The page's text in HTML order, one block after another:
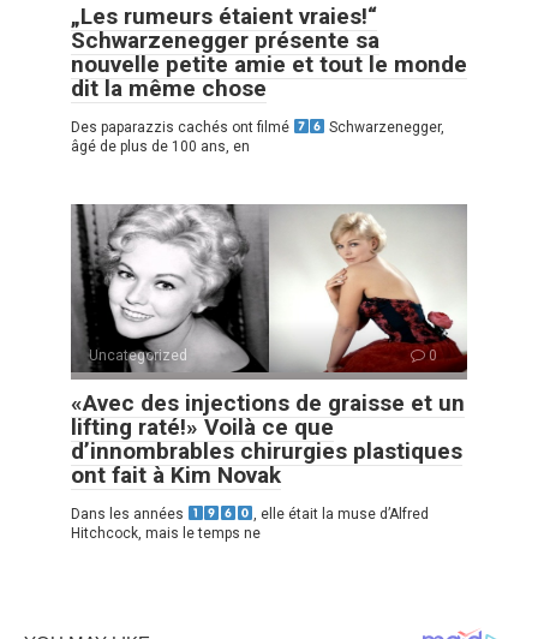
„Les rumeurs étaient vraies!“
Schwarzenegger présente sa
nouvelle petite amie et tout le monde
dit la même chose
Des paparazzis cachés ont filmé
Schwarzenegger,
âgé de plus de 100 ans, en
Uncategorized 0
«Avec des injections de graisse et un
lifting raté!» Voilà ce que
d’innombrables chirurgies plastiques
ont fait à Kim Novak
Dans les années
, elle était la muse d’Alfred
Hitchcock, mais le temps ne